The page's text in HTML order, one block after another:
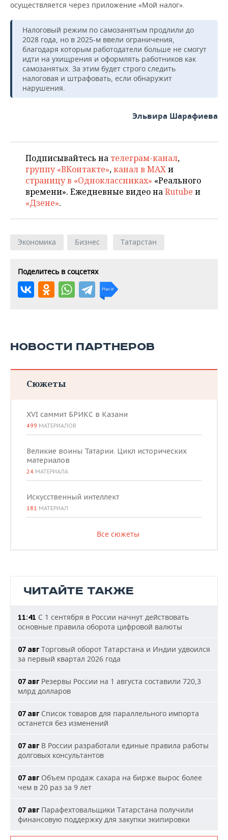
осуществляется через приложение «Мой налог».
Налоговый режим по самозанятым продлили до
2028 года, но в 2025-м ввели ограничения,
благодаря которым работодатели больше не смогут
идти на ухищрения и оформлять работников как
самозанятых. За этим будет строго следить
налоговая и штрафовать, если обнаружит
нарушения.
Эльвира Шарафиева
Подписывайтесь на телеграм-канал,
группу «ВКонтакте»,канал в MAXи
страницу в «Одноклассниках» «Реального
времени». Ежедневные видео наRutube и
«Дзене».
Экономика Бизнес Татарстан
Поделитесь в соцсетях
НОВОСТИ ПАРТНЕРОВ
Сюжеты
XVI саммит БРИКС в Казани
499 МАТЕРИАЛОВ
Великие воины Татарии. Цикл исторических
материалов
24 МАТЕРИАЛА
Искусственный интеллект
181 МАТЕРИАЛ
Все сюжеты
ЧИТАЙТЕ ТАКЖЕ
11:41 С 1 сентября в России начнут действовать
основные правила оборота цифровой валюты
07 авг Торговый оборот Татарстана и Индии удвоился
за первый квартал 2026 года
07 авг Резервы России на 1 августа составили 720,3
млрд долларов
07 авг Список товаров для параллельного импорта
останется без изменений
07 авг В России разработали единые правила работы
долговых консультантов
07 авг Объем продаж сахара на бирже вырос более
чем в 20 раз за 9 лет
07 авг Парафехтовальщики Татарстана получили
финансовую поддержку для закупки экипировки